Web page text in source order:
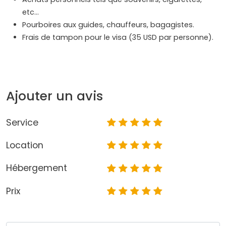
etc…
Pourboires aux guides, chauffeurs, bagagistes.
Frais de tampon pour le visa (35 USD par personne).
Ajouter un avis
Service
Location
Hébergement
Prix